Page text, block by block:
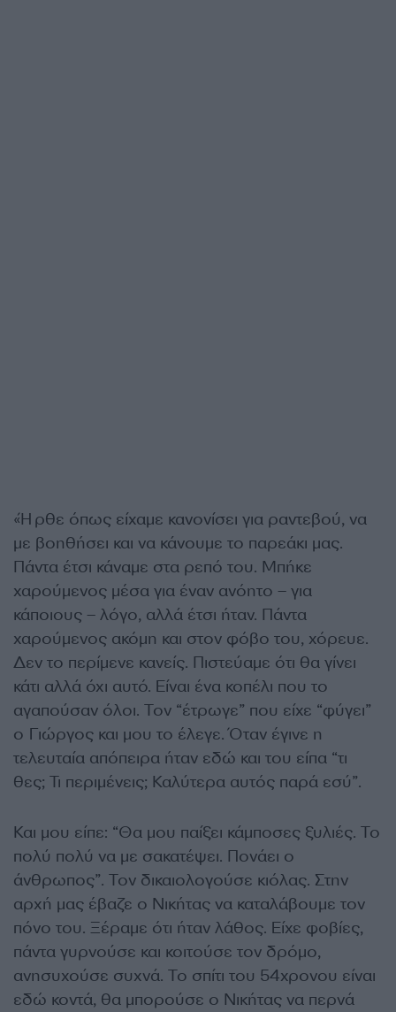
«Ήρθε όπως είχαμε κανονίσει για ραντεβού, να
με βοηθήσει και να κάνουμε το παρεάκι μας.
Πάντα έτσι κάναμε στα ρεπό του. Μπήκε
χαρούμενος μέσα για έναν ανόητο – για
κάποιους – λόγο, αλλά έτσι ήταν. Πάντα
χαρούμενος ακόμη και στον φόβο του, χόρευε.
Δεν το περίμενε κανείς. Πιστεύαμε ότι θα γίνει
κάτι αλλά όχι αυτό. Είναι ένα κοπέλι που το
αγαπούσαν όλοι. Τον “έτρωγε” που είχε “φύγει”
ο Γιώργος και μου το έλεγε. Όταν έγινε η
τελευταία απόπειρα ήταν εδώ και του είπα “τι
θες; Τι περιμένεις; Καλύτερα αυτός παρά εσύ”.
Και μου είπε: “Θα μου παίξει κάμποσες ξυλιές. Το
πολύ πολύ να με σακατέψει. Πονάει ο
άνθρωπος”. Τον δικαιολογούσε κιόλας. Στην
αρχή μας έβαζε ο Νικήτας να καταλάβουμε τον
πόνο του. Ξέραμε ότι ήταν λάθος. Είχε φοβίες,
πάντα γυρνούσε και κοιτούσε τον δρόμο,
ανησυχούσε συχνά. Το σπίτι του 54χρονου είναι
εδώ κοντά, θα μπορούσε ο Νικήτας να περνά